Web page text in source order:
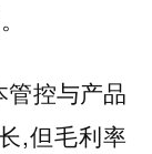
管控与产品
,但毛利率